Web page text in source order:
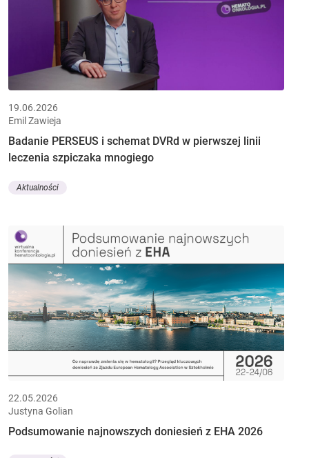
19.06.2026
Emil Zawieja
Badanie PERSEUS i schemat DVRd w pierwszej linii
leczenia szpiczaka mnogiego
Aktualności
22.05.2026
Justyna Golian
Podsumowanie najnowszych doniesień z EHA 2026